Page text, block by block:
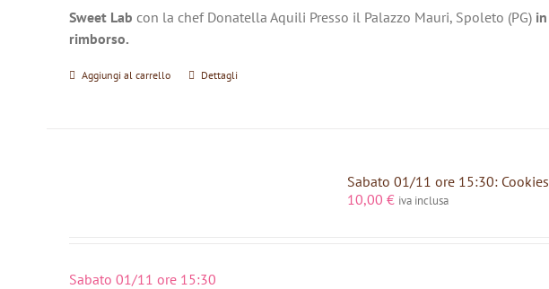
Sweet Lab con la chef Donatella Aquili Presso il Palazzo Mauri, Spoleto (PG)
rimborso.
Aggiungi al carrello Dettagli
Sabato 01/11 ore 15:30:
10,00 € iva inclusa
Sabato 01/11 ore 15:30